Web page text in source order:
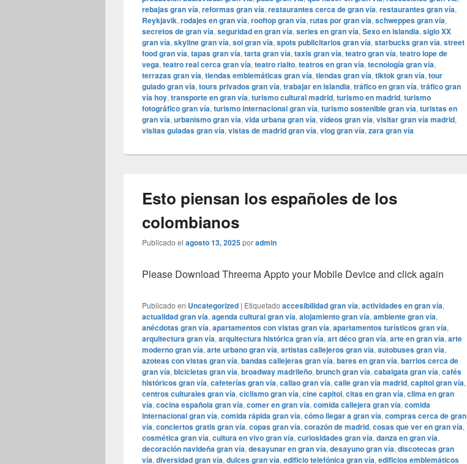
rebajas gran vía, reformas gran vía, restaurantes cerca de gran vía, restaurantes gran vía,
Reykjavik, rodajes en gran vía, rooftop gran vía, rutas por gran vía, schweppes gran vía,
secretos de gran vía, seguridad en gran vía, series en gran vía, Sexo en islandia, siglo XX
gran vía, skyline gran vía, sol gran vía, spots publicitarios gran vía, starbucks gran vía, street
food gran vía, tapas gran vía, tarta gran vía, taxis gran vía, teatro gran vía, teatro lope de
vega, teatro real cerca gran vía, teatro rialto, teatros en gran vía, tecnología gran vía,
terrazas gran vía, tiendas emblemáticas gran vía, tiendas gran vía, tiktok gran vía, tour
guiado gran vía, tours privados gran vía, trabajar en islandia, tráfico en gran vía, tráfico gran
vía hoy, transporte en gran vía, turismo cultural madrid, turismo en madrid, turismo
fotográfico gran vía, turismo internacional gran vía, turismo sostenible gran vía, turistas en
gran vía, urbanismo gran vía, vida urbana gran vía, vídeos gran vía, visitar gran vía madrid,
visitas guiadas gran vía, vistas de madrid gran vía, vlog gran vía, zara gran vía
Esto piensan los españoles de los
colombianos
Publicado el agosto 13, 2025poradmin
Please Download Threema Appto your Mobile Device and click again
Publicado en Uncategorized | Etiquetado accesibilidad gran vía, actividades en gran vía,
actualidad gran vía, agenda cultural gran vía, alojamiento gran vía, ambiente gran vía,
anécdotas gran vía, apartamentos con vistas gran vía, apartamentos turísticos gran vía,
arquitectura gran vía, arquitectura histórica gran vía, art déco gran vía, arte en gran vía, arte
moderno gran vía, arte urbano gran vía, artistas callejeros gran vía, autobuses gran vía,
azoteas con vistas gran vía, bandas callejeras gran vía, bares en gran vía, barrios cerca de
gran vía, bicicletas gran vía, broadway madrileño, brunch gran vía, cabalgata gran vía, cafés
históricos gran vía, cafeterías gran vía, callao gran vía, calle gran vía madrid, capitol gran vía,
centros culturales gran vía, ciclismo gran vía, cine capitol, citas en gran vía, clima en gran
vía, cocina española gran vía, comer en gran vía, comida callejera gran vía, comida
internacional gran vía, comida rápida gran vía, cómo llegar a gran vía, compras cerca de gran
vía, conciertos gratis gran vía, copas gran vía, corazón de madrid, cosas que ver en gran vía,
cosmética gran vía, cultura en vivo gran vía, curiosidades gran vía, danza en gran vía,
decoración navideña gran vía, desayunar en gran vía, desayuno gran vía, discotecas gran
vía, diversidad gran vía, dulces gran vía, edificio telefónica gran vía, edificios emblemáticos